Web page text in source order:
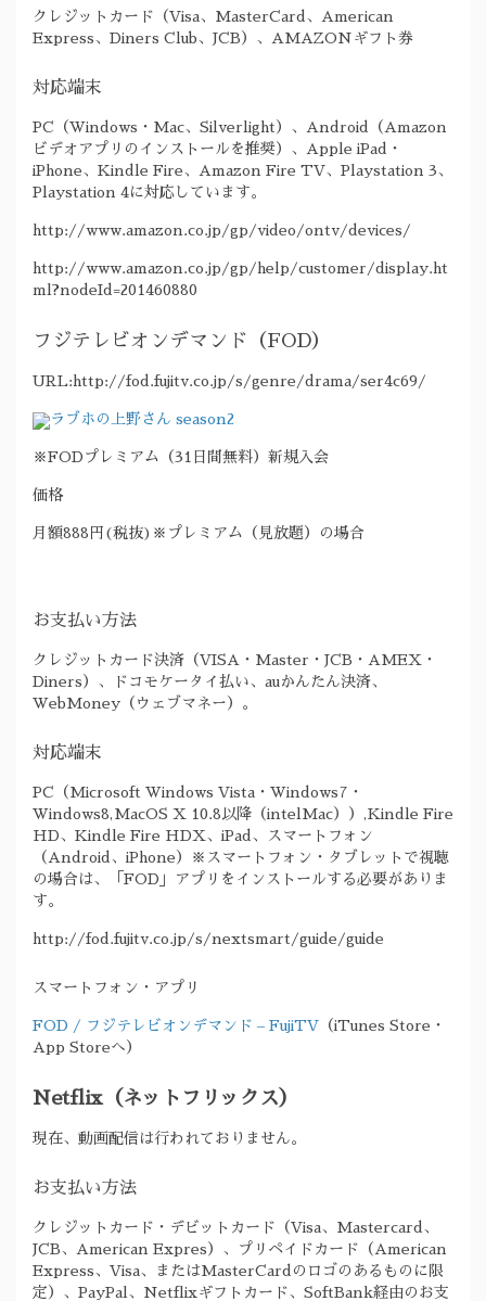
クレジットカード（Visa、MasterCard、American
Express、Diners Club、JCB）、AMAZONギフト券
対応端末
PC（Windows・Mac、Silverlight）、Android（Amazon
ビデオアプリのインストールを推奨）、Apple iPad・
iPhone、Kindle Fire、Amazon Fire TV、Playstation 3、
Playstation 4に対応しています。
http://www.amazon.co.jp/gp/video/ontv/devices/
http://www.amazon.co.jp/gp/help/customer/display.ht
ml?nodeId=201460880
フジテレビオンデマンド（FOD）
URL:http://fod.fujitv.co.jp/s/genre/drama/ser4c69/
ラブホの上野さん season2
※FODプレミアム（31日間無料）新規入会
価格
月額888円(税抜)※プレミアム（見放題）の場合
お支払い方法
クレジットカード決済（VISA・Master・JCB・AMEX・
Diners）、ドコモケータイ払い、auかんたん決済、
WebMoney（ウェブマネー）。
対応端末
PC（Microsoft Windows Vista・Windows7・
Windows8,MacOS X 10.8以降（intelMac））,Kindle Fire
HD、Kindle Fire HDX、iPad、スマートフォン
（Android、iPhone）※スマートフォン・タブレットで視聴
の場合は、「FOD」アプリをインストールする必要がありま
す。
http://fod.fujitv.co.jp/s/nextsmart/guide/guide
スマートフォン・アプリ
FOD / フジテレビオンデマンド – FujiTV （iTunes Store・
App Storeへ）
Netflix（ネットフリックス）
現在、動画配信は行われておりません。
お支払い方法
クレジットカード・デビットカード（Visa、Mastercard、
JCB、American Expres）、プリペイドカード（American
Express、Visa、またはMasterCardのロゴのあるものに限
定）、PayPal、Netflixギフトカード、SoftBank経由のお支